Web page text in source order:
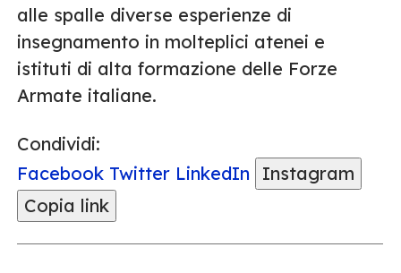
alle spalle diverse esperienze di
insegnamento in molteplici atenei e
istituti di alta formazione delle Forze
Armate italiane.
Condividi:
Facebook Twitter LinkedIn
Instagram
Copia link